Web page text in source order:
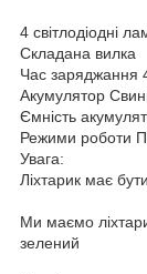
4 світлодіодні
Складана вилка
Час заряджання
Акумулятор
Ємність
Режими роботи
Увага:
Ліхтарик має
Ми маємо
зелений